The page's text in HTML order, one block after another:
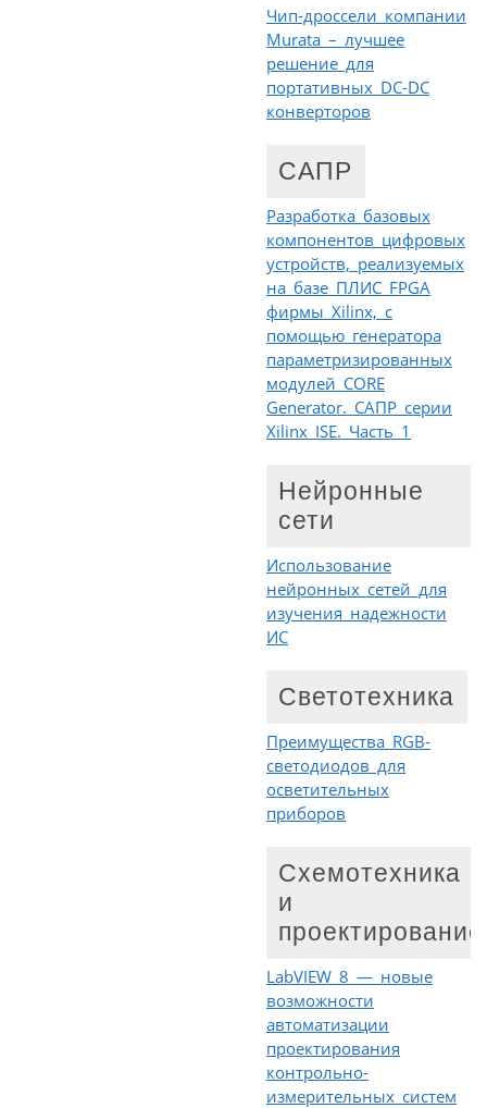
Чип-дроссели компании
Murata – лучшее
решение для
портативных DC-DC
конверторов
САПР
Разработка базовых
компонентов цифровых
устройств, реализуемых
на базе ПЛИС FPGA
фирмы Xilinx, с
помощью генератора
параметризированных
модулей CORE
Generator. САПР серии
Xilinx ISE. Часть 1
Нейронные
сети
Использование
нейронных сетей для
изучения надежности
ИС
Светотехника
Преимущества RGB-
светодиодов для
осветительных
приборов
Схемотехника
и
проектирование
LabVIEW 8 — новые
возможности
автоматизации
проектирования
контрольно-
измерительных систем